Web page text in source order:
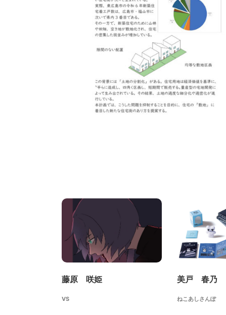
藤原 咲姫
VS
美戸 春乃
ねこあしさんぽ